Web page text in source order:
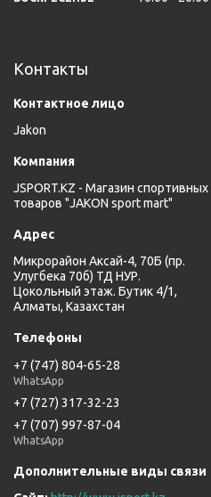
Контакты
Jakon
JSPORT.KZ - Магазин спортивных
товаров "JAKON sport mart"
Микрорайон Аксай-4, 70Б (пр.
Улугбека 70б) ТД НУР.
Цокольный этаж. Бутик 4/1,
Алматы, Казахстан
+7 (747) 804-65-28
WhatsApp
+7 (727) 317-32-23
+7 (707) 997-87-04
WhatsApp